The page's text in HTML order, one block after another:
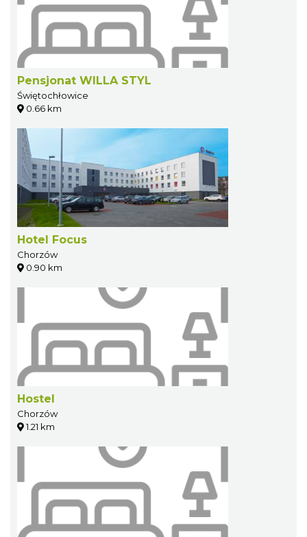
Pensjonat WILLA STYL
Świętochłowice
0.66 km
Hotel Focus
Chorzów
0.90 km
Hostel
Chorzów
1.21 km